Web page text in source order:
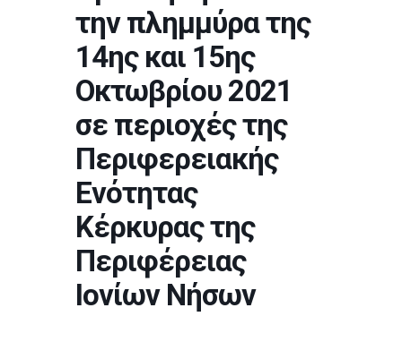
την πλημμύρα της
14ης και 15ης
Οκτωβρίου 2021
σε περιοχές της
Περιφερειακής
Ενότητας
Κέρκυρας της
Περιφέρειας
Ιονίων Νήσων